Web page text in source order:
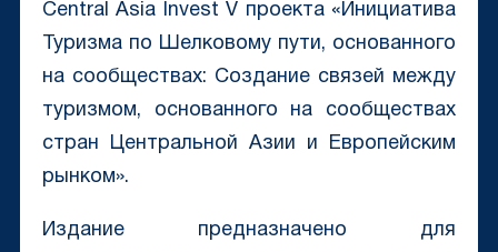
Central Asia Invest V проекта «Инициатива
Туризма по Шелковому пути, основанного
на сообществах: Создание связей между
туризмом, основанного на сообществах
стран Центральной Азии и Европейским
рынком».
Издание предназначено для